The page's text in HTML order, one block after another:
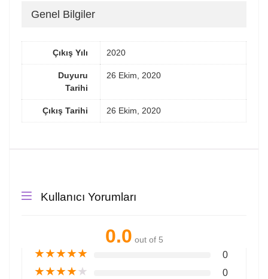
Genel Bilgiler
Çıkış Yılı 2020
Duyuru
Tarihi
26 Ekim, 2020
Çıkış Tarihi 26 Ekim, 2020
Kullanıcı Yorumları
0.0 out of 5
★★★★★ 0
★★★★★ 0